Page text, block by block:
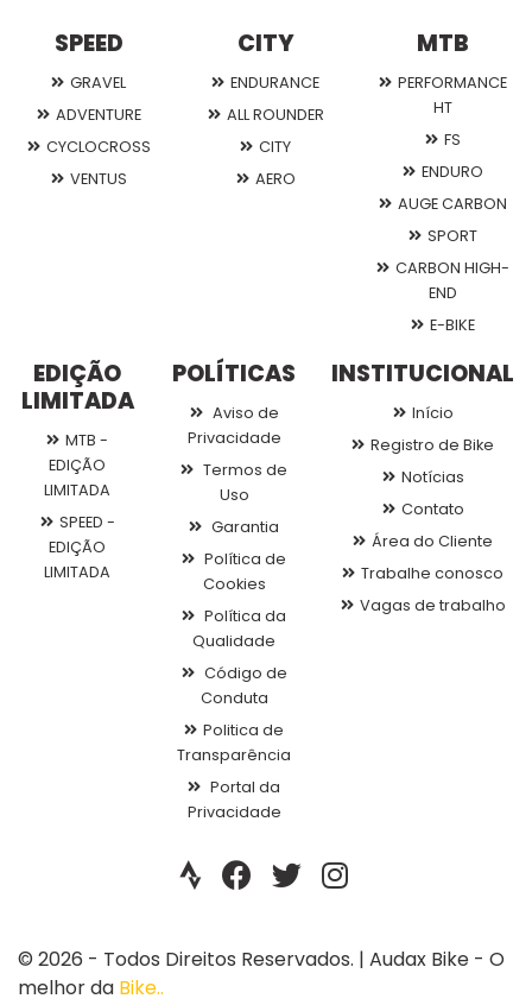
SPEED
GRAVEL
ADVENTURE
CYCLOCROSS
VENTUS
CITY
ENDURANCE
ALL ROUNDER
CITY
AERO
MTB
PERFORMANCE
HT
FS
ENDURO
AUGE CARBON
SPORT
CARBON HIGH-
END
E-BIKE
EDIÇÃO
LIMITADA
MTB -
EDIÇÃO
LIMITADA
SPEED -
EDIÇÃO
LIMITADA
POLÍTICAS
Aviso de
Privacidade
Termos de
Uso
Garantia
Política de
Cookies
Política da
Qualidade
Código de
Conduta
Politica de
Transparência
Portal da
Privacidade
INSTITUCIONAL
Início
Registro de Bike
Notícias
Contato
Área do Cliente
Trabalhe conosco
Vagas de trabalho
© 2026 - Todos Direitos Reservados. | Audax Bike - O
melhor da Bike..